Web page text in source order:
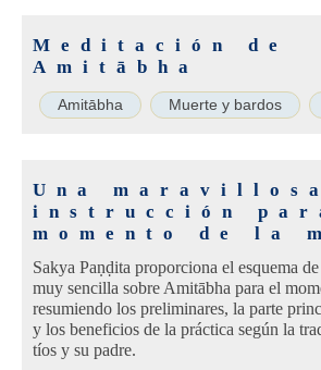
Meditación de
Amitābha
Amitābha Muerte y bardos
Una maravillosa
instrucción
momento de la
Sakya Paṇḍita proporciona el esquema
muy sencilla sobre Amitābha para el
resumiendo los preliminares, la parte
y los beneficios de la práctica según la
tíos y su padre.